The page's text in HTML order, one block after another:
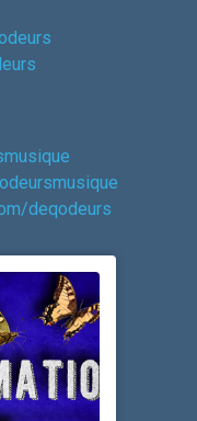
deqodeurs